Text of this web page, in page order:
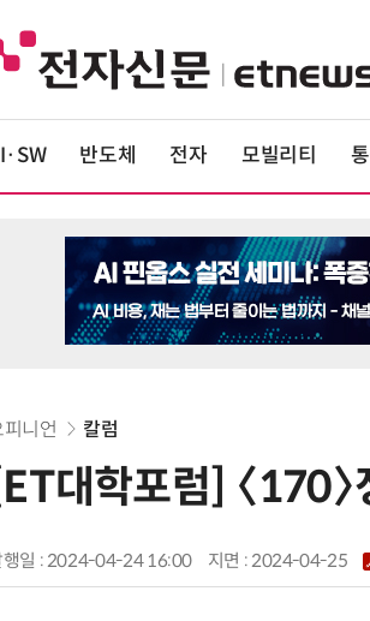
반도체 전자 모빌리티
피니언 칼럼
대학포럼] 〈170〉
행일 : 2024-04-24 16:00 지면 :2024-04-25